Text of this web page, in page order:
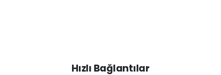
Hızlı Bağlantılar